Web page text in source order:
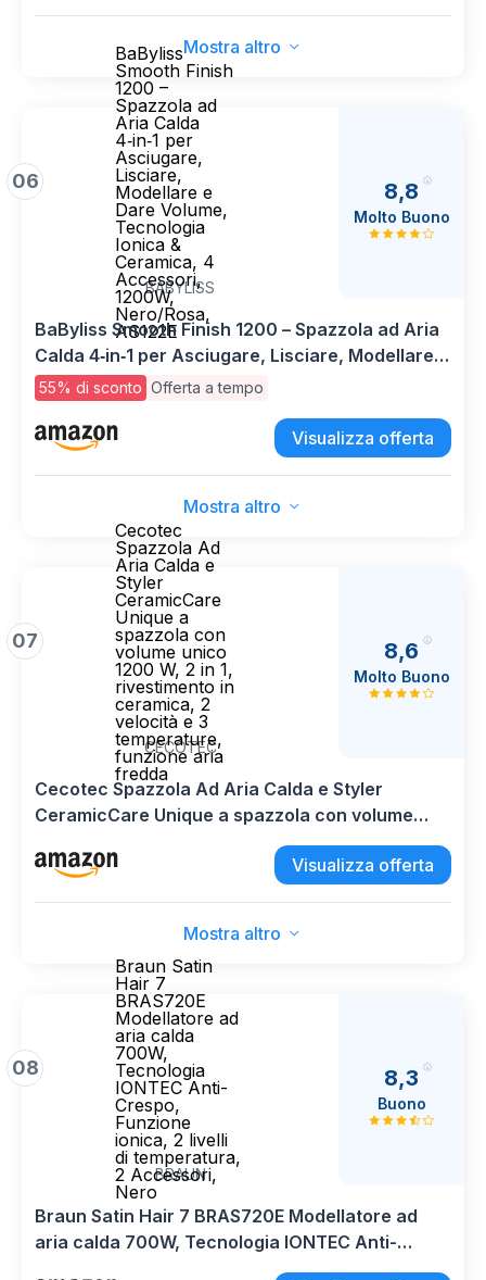
Mostra altro
06
BaByliss
Smooth Finish
1200 –
Spazzola ad
Aria Calda
4‑in‑1 per
Asciugare,
Lisciare,
Modellare e
Dare Volume,
Tecnologia
Ionica &
Ceramica, 4
Accessori,
1200W,
Nero/Rosa,
AS122E
BABYLISS
8,8
Molto Buono
BaByliss Smooth Finish 1200 – Spazzola ad Aria
Calda 4‑in‑1 per Asciugare, Lisciare, Modellare e
Dare Volume, Tecnologia Ionica & Ceramica, 4
Accessori, 1200W, Nero/Rosa, AS122E
55% di sconto Offerta a tempo
Visualizza offerta
Mostra altro
07
Cecotec
Spazzola Ad
Aria Calda e
Styler
CeramicCare
Unique a
spazzola con
volume unico
1200 W, 2 in 1,
rivestimento in
ceramica, 2
velocità e 3
temperature,
funzione aria
fredda
CECOTEC
8,6
Molto Buono
Cecotec Spazzola Ad Aria Calda e Styler
CeramicCare Unique a spazzola con volume
unico 1200 W, 2 in 1, rivestimento in ceramica, 2
velocità e 3 temperature, funzione aria fredda
Visualizza offerta
Mostra altro
08
Braun Satin
Hair 7
BRAS720E
Modellatore ad
aria calda
700W,
Tecnologia
IONTEC Anti-
Crespo,
Funzione
ionica, 2 livelli
di temperatura,
2 Accessori,
Nero
BRAUN
8,3
Buono
Braun Satin Hair 7 BRAS720E Modellatore ad
aria calda 700W, Tecnologia IONTEC Anti-
Crespo, Funzione ionica, 2 livelli di temperatura,